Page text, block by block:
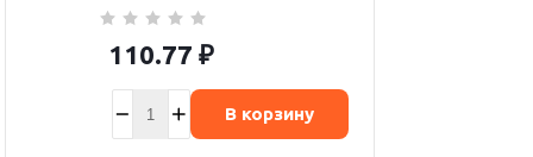
110.77 ₽
В корзину